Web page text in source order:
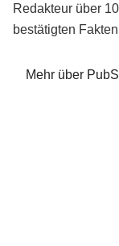
Redakteur über
bestätigten
Mehr über